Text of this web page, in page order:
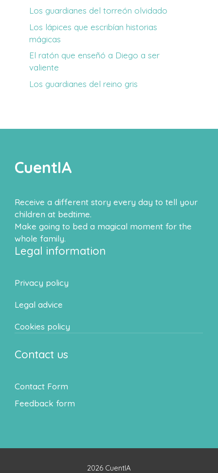
Los guardianes del torreón olvidado
Los lápices que escribían historias
mágicas
El ratón que enseñó a Diego a ser
valiente
Los guardianes del reino gris
CuentIA
Receive a different story every day to tell your
children at bedtime.
Make going to bed a magical moment for the
whole family.
Legal information
Privacy policy
Legal advice
Cookies policy
Contact us
Contact Form
Feedback form
2026 CuentIA